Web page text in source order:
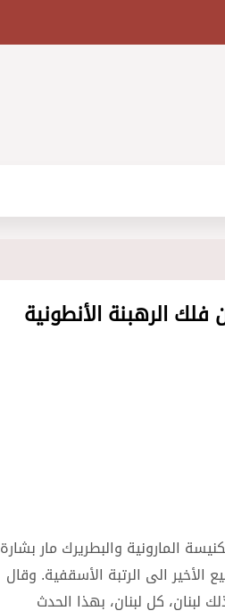
الرهبنة الأنطونية
المارونية والبطريرك مار بشارة
الأخير الى الرتبة الأسقفية. وقال
لبنان، كل لبنان، بهذا الحدث